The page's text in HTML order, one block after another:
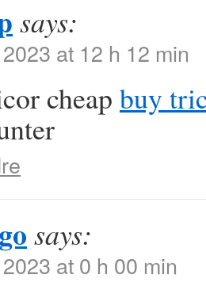
says:
at 12 h 12 min
cheap buy
says:
at 0 h 00 min